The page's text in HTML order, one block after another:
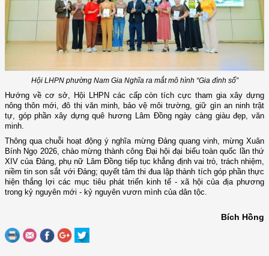
Hội LHPN phường Nam Gia Nghĩa ra mắt mô hình “Gia đình số”
Hướng về cơ sở, Hội LHPN các cấp còn tích cực tham gia xây dựng
nông thôn mới, đô thị văn minh, bảo vệ môi trường, giữ gìn an ninh trật
tự, góp phần xây dựng quê hương Lâm Đồng ngày càng giàu đẹp, văn
minh.
Thông qua chuỗi hoạt động ý nghĩa mừng Đảng quang vinh, mừng Xuân
Bính Ngọ 2026, chào mừng thành công Đại hội đại biểu toàn quốc lần thứ
XIV của Đảng, phụ nữ Lâm Đồng tiếp tục khẳng định vai trò, trách nhiệm,
niềm tin son sắt với Đảng; quyết tâm thi đua lập thành tích góp phần thực
hiện thắng lợi các mục tiêu phát triển kinh tế - xã hội của địa phương
trong kỷ nguyên mới - kỷ nguyên vươn mình của dân tộc.
Bích Hồng